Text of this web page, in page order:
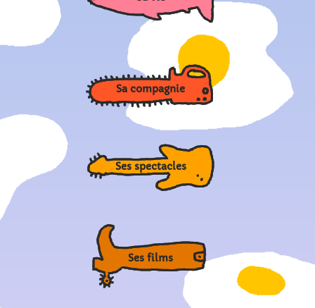
Sa compagnie
Ses spectacles
Ses films